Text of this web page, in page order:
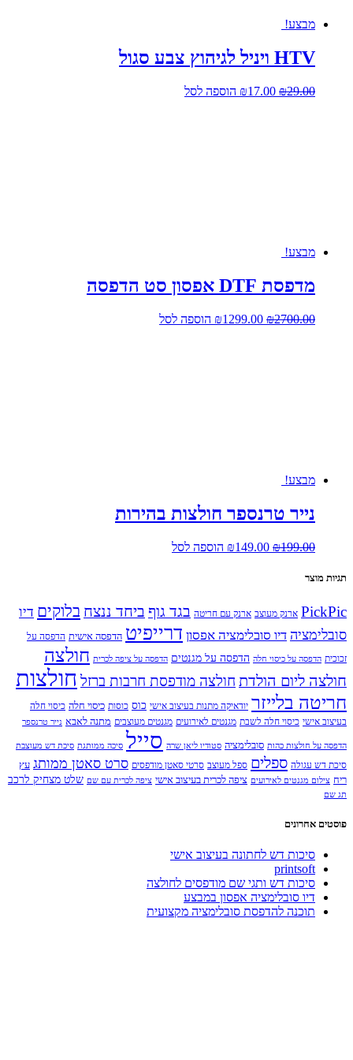
מבצע!
HTV ויניל לגיהוץ צבע סגול
₪29.00
המחיר₪17.00
המחיר
הוספה לסל
מבצע!
מדפסת DTF אפסון סט הדפסה
₪2700.00
המחיר
₪1299.00
המחיר
הוספה לסל
מבצע!
נייר טרנספר חולצות בהירות
₪199.00
המחיר ₪149.00
המחיר
הוספה לסל
תגיות מוצר
PickPic ארנק מעוצב ארנק עם חריטה בגד גוף ביחד ננצח בלוקים דיו
סובלימציה דיו סובלימציה אפסון דרייפיט הדפסה אישית הדפסה על
זכוכית הדפסה על כיסוי חלה הדפסה על מגנטים הדפסה על ציפה לכרית חולצה
חולצה ליום הולדת חולצה מודפסת חרבות ברזל חולצות
חריטה בלייזר יודאיקה מתנות בעיצוב אישי כוס כוסות כיסוי חלה כיסוי חלה
בעיצוב אישי כיסוי חלה לשבת מגנטים לאירועים מגנטים מעוצבים מתנה לאבא נייר טרנספר
הדפסה על חולצות כהות סובלימציה סטודיו ליאן שרה סייל סיכה ממותגת סיכת דש מעוצבת
סיכת דש עגולה ספלים ספל מעוצב סרטי סאטן מודפסים סרט סאטן ממותג עץ
ריח צילום מגנטים לאירועים ציפה לכרית בעיצוב אישי ציפה לכרית עם שם שלט מצחיק לרכב
תג שם
פוסטים אחרונים
סיכות דש לחתונה בעיצוב אישי
printsoft
סיכות דש ותגי שם מודפסים לחולצה
דיו סובלימציה אפסון במבצע
תוכנה להדפסת סובלימציה מקצועית